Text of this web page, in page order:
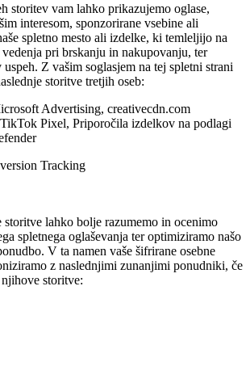
storitev vam lahko prikazujemo oglase,
interesom, sponzorirane vsebine ali
spletno mesto ali izdelke, ki temleljijo na
vedenja pri brskanju in nakupovanju, ter
Z vašim soglasjem na tej spletni strani
storitve tretjih oseb:
Advertising, creativecdn.com
Pixel, Priporočila izdelkov na podlagi
Tracking
storitve lahko bolje razumemo in ocenimo
spletnega oglaševanja ter optimiziramo našo
V ta namen vaše šifrirane osebne
z naslednjimi zunanjimi ponudniki, če
storitve: